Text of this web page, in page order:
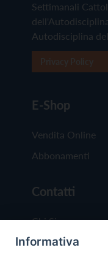
Settimanali
Autodisciplina
E-Shop
Vendita Online
Abbonamenti
Contatti
Chi Siamo
Redazione
Informativa